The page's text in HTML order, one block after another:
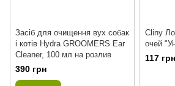
Засіб для очищення вух собак
і котів Hydra GROOMERS Ear
Cleaner, 100 мл на розлив
390 грн
Cliny
очей
117 грн